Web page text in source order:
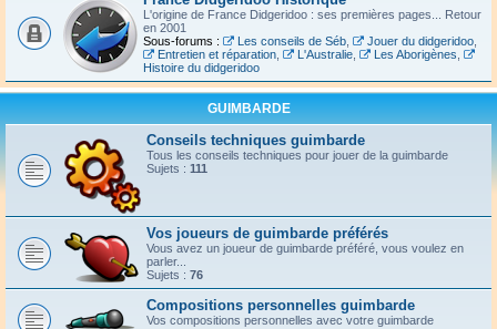
L'origine de France Didgeridoo : ses premières pages... Retour
en 2001
Sous-forums :
Les conseils de Séb, Jouer du didgeridoo,
Entretien et réparation, L'Australie, Les Aborigènes
Histoire du didgeridoo
GUIMBARDE
Conseils techniques guimbarde
Tous les conseils techniques pour jouer de la guimbarde
Sujets : 111
Vos joueurs de guimbarde préférés
Vous avez un joueur de guimbarde préféré, vous voulez en
parler...
Sujets : 76
Compositions personnelles guimbarde
Vos compositions personnelles avec votre guimbarde